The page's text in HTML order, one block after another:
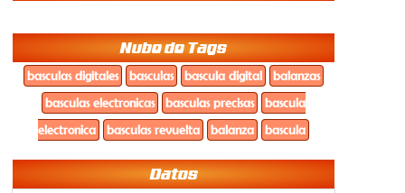
Nube de Tags
basculas digitales basculas bascula digital
balanzas
basculas electronicas
basculas precisas
bascula
electronica
basculas revuelta balanza bascula
Datos